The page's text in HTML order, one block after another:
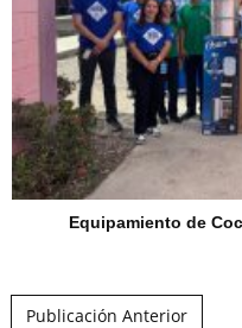
Equipamiento de
Publicación Anterior